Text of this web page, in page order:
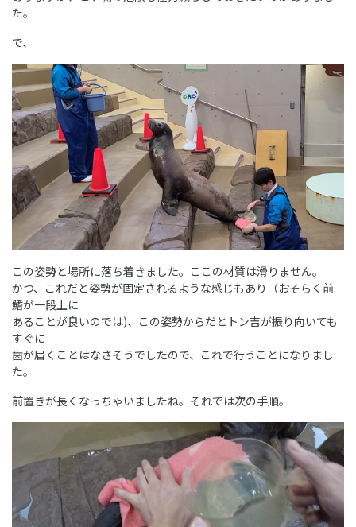
た。
で、
この姿勢と場所に落ち着きました。ここの材質は滑りません。
かつ、これだと姿勢が固定されるような感じもあり（おそらく前
鰭が一段上に
あることが良いのでは)、この姿勢からだとトン吉が振り向いても
すぐに
歯が届くことはなさそうでしたので、これで行うことになりまし
た。
前置きが長くなっちゃいましたね。それでは次の手順。